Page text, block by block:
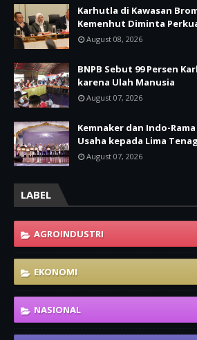
Karhutla di Kawasan
Kemenhut Diminta
August 08, 2026
BNPB Sebut 99 Persen
karena Ulah Manusia
August 07, 2026
Kemnaker dan Indo-
Usaha kepada Lima
August 07, 2026
LABEL
AGROINDUSTRI
EKONOMI
NASIONAL